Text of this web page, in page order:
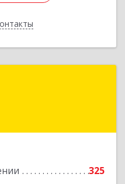
325
край, Ставрополь г,